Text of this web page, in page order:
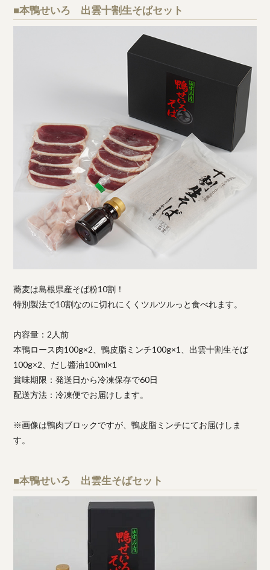
■本鴨せいろ 出雲十割生そばセット
蕎麦は島根県産そば粉10割！
特別製法で10割なのに切れにくくツルツルっと食べれます。
内容量：2人前
本鴨ロース肉100g×2、鴨皮脂ミンチ100g×1、出雲十割生そば
100g×2、だし醬油100ml×1
賞味期限：発送日から冷凍保存で60日
配送方法：冷凍便でお届けします。
※画像は鴨肉ブロックですが、鴨皮脂ミンチにてお届けしま
す。
■本鴨せいろ 出雲生そばセット